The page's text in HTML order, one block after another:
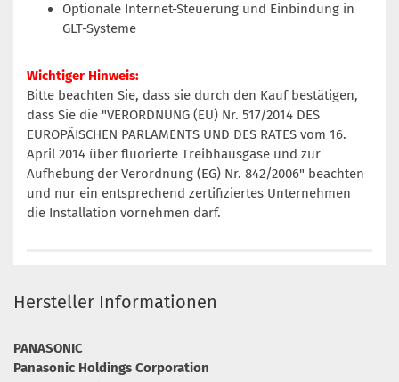
Optionale Internet-Steuerung und Einbindung in
GLT-Systeme
Wichtiger Hinweis:
Bitte beachten Sie, dass sie durch den Kauf bestätigen,
dass Sie die "VERORDNUNG (EU) Nr. 517/2014 DES
EUROPÄISCHEN PARLAMENTS UND DES RATES vom 16.
April 2014 über fluorierte Treibhausgase und zur
Aufhebung der Verordnung (EG) Nr. 842/2006" beachten
und nur ein entsprechend zertifiziertes Unternehmen
die Installation vornehmen darf.
Hersteller Informationen
PANASONIC
Panasonic Holdings Corporation